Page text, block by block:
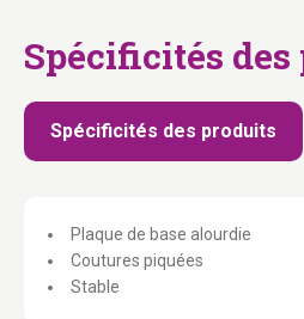
Spécificités
Spécificités des produits
Plaque de base alourdie
Coutures piquées
Stable